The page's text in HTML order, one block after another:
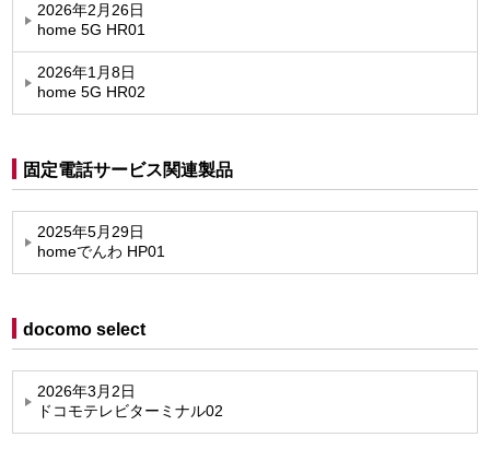
2026年2月26日
home 5G HR01
2026年1月8日
home 5G HR02
固定電話サービス関連製品
2025年5月29日
homeでんわ HP01
docomo select
2026年3月2日
ドコモテレビターミナル02